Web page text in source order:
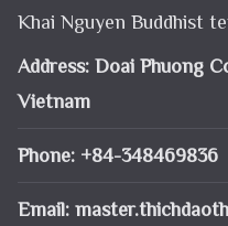
Khai Nguyen Buddhist
Address: Doai Phuong
Vietnam
Phone: +84-348469836
Email: